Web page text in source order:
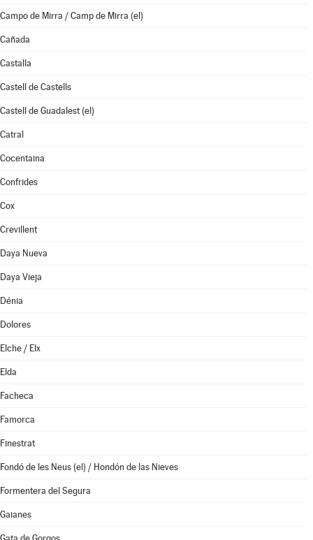
Campo de Mirra / Camp de Mirra (el)
Cañada
Castalla
Castell de Castells
Castell de Guadalest (el)
Catral
Cocentaina
Confrides
Cox
Crevillent
Daya Nueva
Daya Vieja
Dénia
Dolores
Elche / Elx
Elda
Facheca
Famorca
Finestrat
Fondó de les Neus (el) / Hondón de las Nieves
Formentera del Segura
Gaianes